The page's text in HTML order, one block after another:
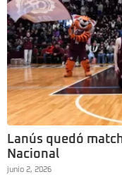
Lanús quedó
Nacional
junio 2, 2026